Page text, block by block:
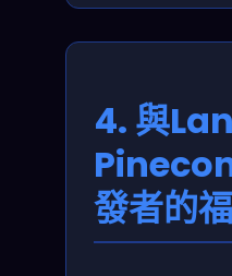
4. 與
發者的